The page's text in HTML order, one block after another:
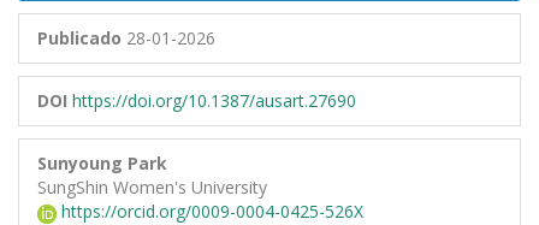
Publicado 28-01-2026
DOI https://doi.org/10.1387/ausart.27690
Sunyoung Park
SungShin Women's University
https://orcid.org/0009-0004-0425-526X